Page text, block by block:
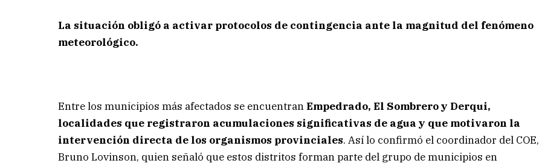
La situación obligó a activar protocolos de contingencia ante la magnitud del fenómeno
meteorológico.
Entre los municipios más afectados se encuentranEmpedrado, El Sombrero y Derqui,
localidades que registraron acumulaciones significativas de agua y que motivaron la
intervención directa de los organismos provinciales. Así lo confirmó el coordinador del COE,
Bruno Lovinson, quien señaló que estos distritos forman parte del grupo de municipios en